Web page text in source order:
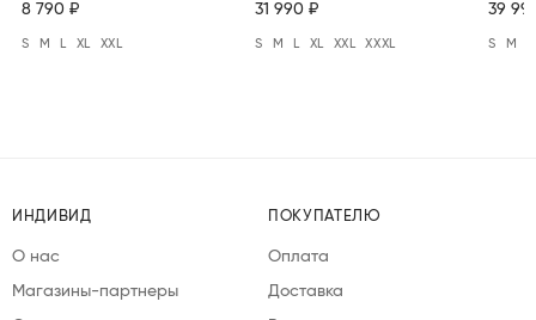
8 790 ₽
S M XL XXL
31 990 ₽
S M XL XXL XXXL
39
S M
ИНДИВИД
О нас
Магазины-партнеры
ПОКУПАТЕЛЮ
Оплата
Доставка